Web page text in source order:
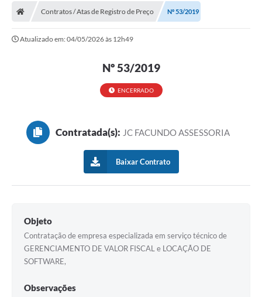
Contratos / Atas de Registro de Preço Nº 53/2019
Atualizado em: 04/05/2026 às 12h49
Nº 53/2019
ENCERRADO
Contratada(s): JC FACUNDO ASSESSORIA
Baixar Contrato
Objeto
Contratação de empresa especializada em serviço técnico de
GERENCIAMENTO DE VALOR FISCAL e LOCAÇÃO DE
SOFTWARE,
Observações